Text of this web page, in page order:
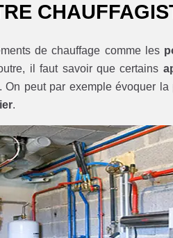
de chauffage comme les
il faut savoir que certains
. On peut par exemple évoquer la
.